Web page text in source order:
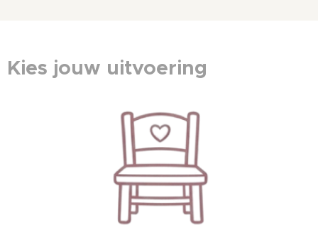
Kies jouw uitvoering